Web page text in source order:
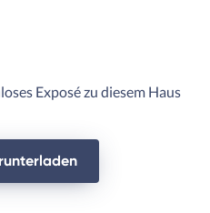
Exposé zu diesem Haus